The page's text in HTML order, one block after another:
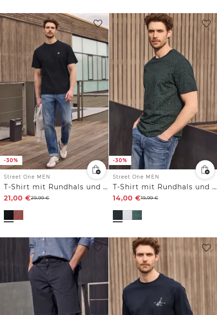
-30%
Street One MEN
T-Shirt mit Rundhals und feinen Streifen
21,00 €29,99€
-30%
Street One MEN
T-Shirt mit Rundhals und Allover-Print
14,00 €19,99€